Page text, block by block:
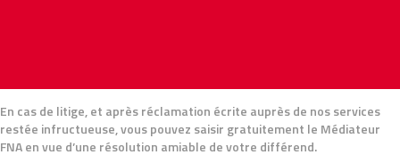
En cas de litige, et après réclamation écrite auprès de nos services
restée infructueuse, vous pouvez saisir gratuitement le Médiateur
FNA en vue d’une résolution amiable de votre différend.